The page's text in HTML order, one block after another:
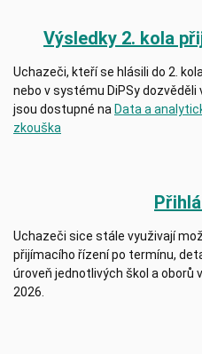
Výsledky 2. kola
Uchazeči, kteří se hlásili do 2.
nebo v systému DiPSy
jsou dostupné na Data a
zkouška
Uchazeči sice stále využivají
přijímacího řízení po termínu,
úroveň jednotlivých škol a oborů
2026.